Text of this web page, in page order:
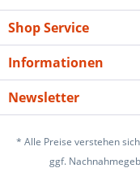
Shop Service
Informationen
Newsletter
* Alle Preise verstehen
ggf.